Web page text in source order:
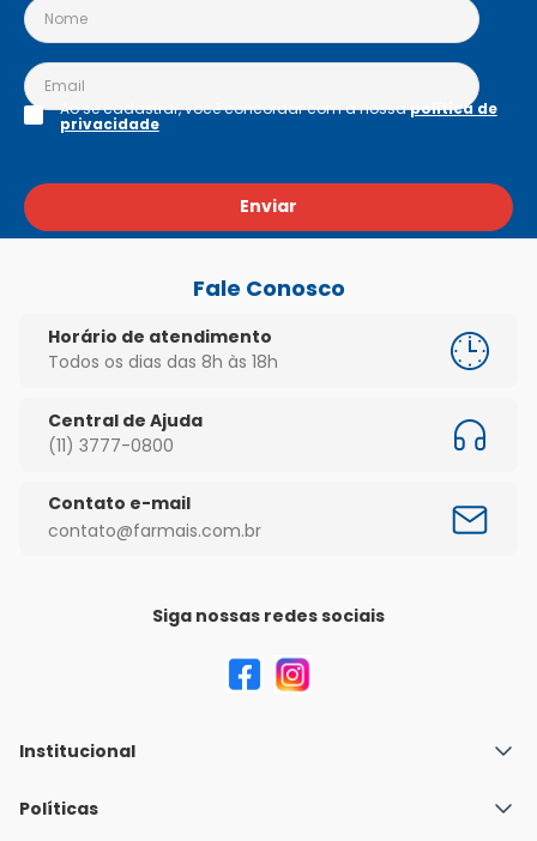
Enviar
Ao se cadastrar, você concordar com a nossapolítica de
privacidade
Fale Conosco
Horário de atendimento
Todos os dias das 8h às 18h
Central de Ajuda
(11) 3777-0800
Contato e-mail
contato@farmais.com.br
Siga nossas redes sociais
Institucional
Quem Somos
Políticas